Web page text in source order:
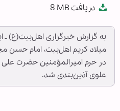
دریافت 8 MB
به گزارش خبرگزاری اهل‌بیت(ع) ـ
میلاد کریم اهل‌بیت، امام حسن
در حرم امیرالمؤمنین حضرت
علوی آذین‌بندی شد.